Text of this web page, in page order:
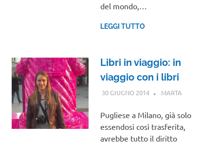
del mondo,…
LEGGI TUTTO
Libri in viaggio: in
viaggio con i libri
30 GIUGNO 2014 MARTA
Pugliese a Milano, già solo
essendosi così trasferita,
avrebbe tutto il diritto